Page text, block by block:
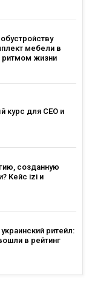
мебели в
ритмом жизни
курс для CEO и
созданную
Кейс izi и
ритейл:
в рейтинг